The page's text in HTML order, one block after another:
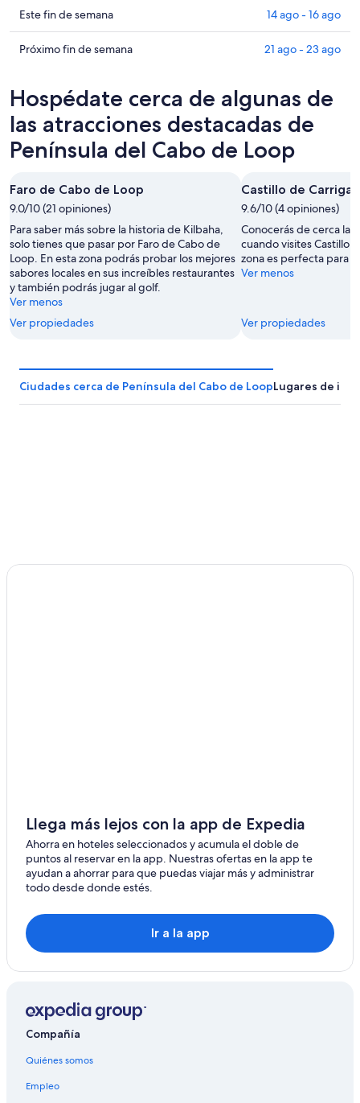
en
Península
del
Loop
esta
noche,
-
11
ago
de
propiedades
en
Cabo
Loop
para
la
noche,
11
ago
-
12
ago
Ver
precios
de
Península
Cabo
de
para
este
fin
de
semana,
14
ago
-
16
Este fin de semana 14 ago - 16 ago
Ver
propiedades
en
Península
del
de
Loop
para
el
próximo
fin
de
semana,
21
23
ago
Próximo fin de semana 21 ago - 23 ago
Hospédate cerca de algunas de
las atracciones destacadas de
Península del Cabo de Loop
Faro de Cabo de Loop
9.0/10 (21 opiniones)
Para saber más sobre la historia de Kilbaha,
solo tienes que pasar por Faro de Cabo de
Loop. En esta zona podrás probar los mejores
sabores locales en sus increíbles restaurantes
y también podrás jugar al golf.
Ver menos
Ver propiedades
Castillo de
9.6/10 (4 opiniones)
Conocerás de cerca la
cuando visites Castillo
zona es perfecta para
Ver menos
Ver propiedades
Ciudades cerca de Península del Cabo de LoopLugares de
Llega más lejos con la app de Expedia
Ahorra en hoteles seleccionados y acumula el doble de
puntos al reservar en la app. Nuestras ofertas en la app te
ayudan a ahorrar para que puedas viajar más y administrar
todo desde donde estés.
Ir a la app
Compañía
Quiénes somos
Empleo